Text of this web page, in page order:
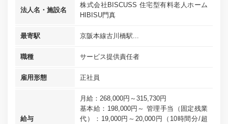
法人名・施設名
株式会社BISCUSS 住宅型有料老人ホーム
HIBISU門真
最寄駅 京阪本線古川橋駅...
職種 サービス提供責任者
雇用形態 正社員
給与
月給：268,000円～315,730円
基本給：198,000円～ 管理手当（固定残業
代）：19,000円～20,000円（10時間分/超